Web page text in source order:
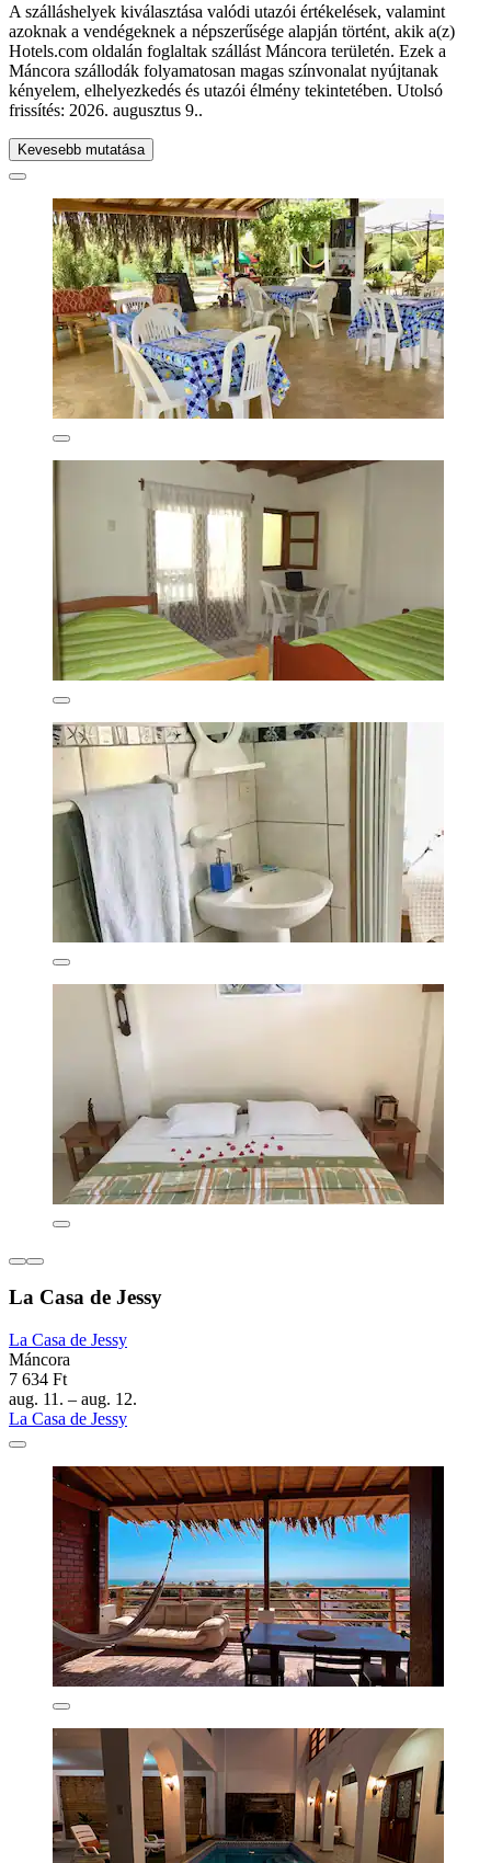
A szálláshelyek kiválasztása valódi utazói értékelések, valamint
azoknak a vendégeknek a népszerűsége alapján történt, akik a(z)
Hotels.com oldalán foglaltak szállást Máncora területén. Ezek a
Máncora szállodák folyamatosan magas színvonalat nyújtanak
kényelem, elhelyezkedés és utazói élmény tekintetében. Utolsó
frissítés: 2026. augusztus 9..
Kevesebb mutatása
La Casa de Jessy
La Casa de Jessy
Máncora
7 634 Ft
aug. 11. – aug. 12.
La Casa de Jessy